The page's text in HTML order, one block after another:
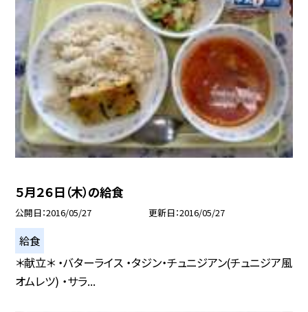
５月２６日（木）の給食
公開日 2016/05/27 更新日 2016/05/27
給食
＊献立＊ ・バターライス ・タジン・チュニジアン(チュニジア風
オムレツ) ・サラ...